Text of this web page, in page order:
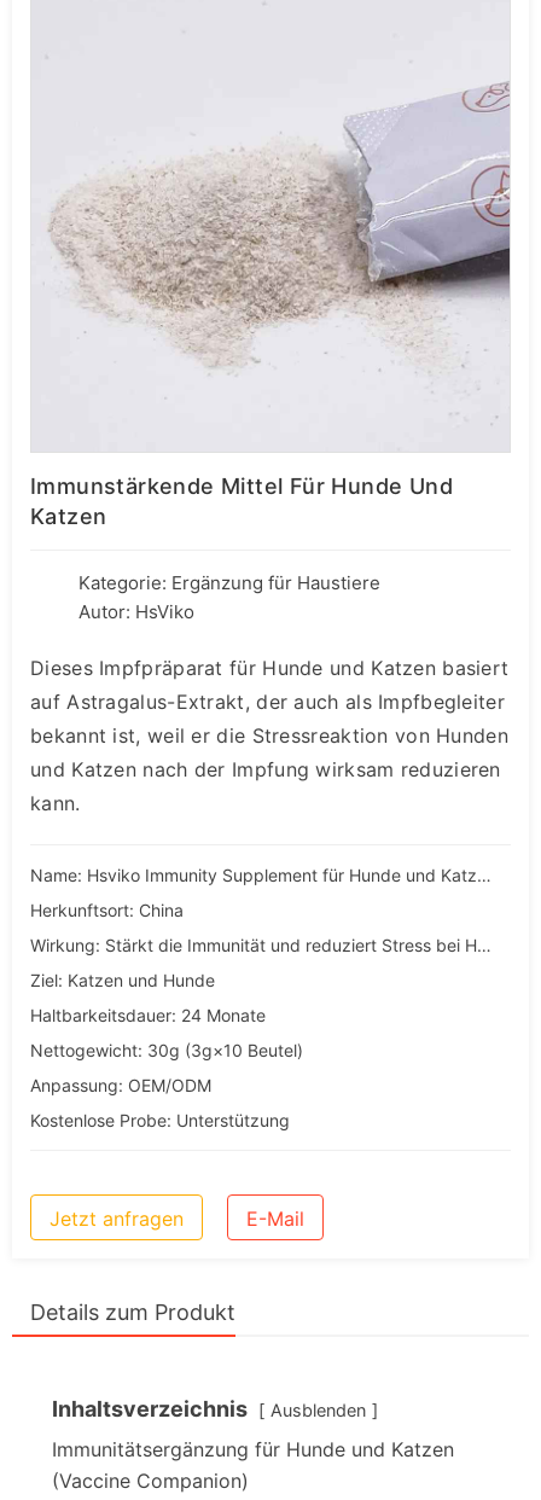
Immunstärkende Mittel Für Hunde Und
Katzen
Kategorie: Ergänzung für Haustiere
Autor: HsViko
Dieses Impfpräparat für Hunde und Katzen basiert
auf Astragalus-Extrakt, der auch als Impfbegleiter
bekannt ist, weil er die Stressreaktion von Hunden
und Katzen nach der Impfung wirksam reduzieren
kann.
Name: Hsviko Immunity Supplement für Hunde und Katzen
Herkunftsort: China
Wirkung: Stärkt die Immunität und reduziert Stress bei Hunden und Katzen
Ziel: Katzen und Hunde
Haltbarkeitsdauer: 24 Monate
Nettogewicht: 30g (3g×10 Beutel)
Anpassung: OEM/ODM
Kostenlose Probe: Unterstützung
Jetzt anfragen E-Mail
Details zum Produkt
Inhaltsverzeichnis Ausblenden
Immunitätsergänzung für Hunde und Katzen
(Vaccine Companion)